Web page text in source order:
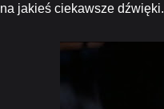
na jakieś ciekawsze dźwięki.